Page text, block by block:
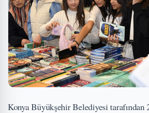
Konya Büyükşehir Belediyesi tarafından